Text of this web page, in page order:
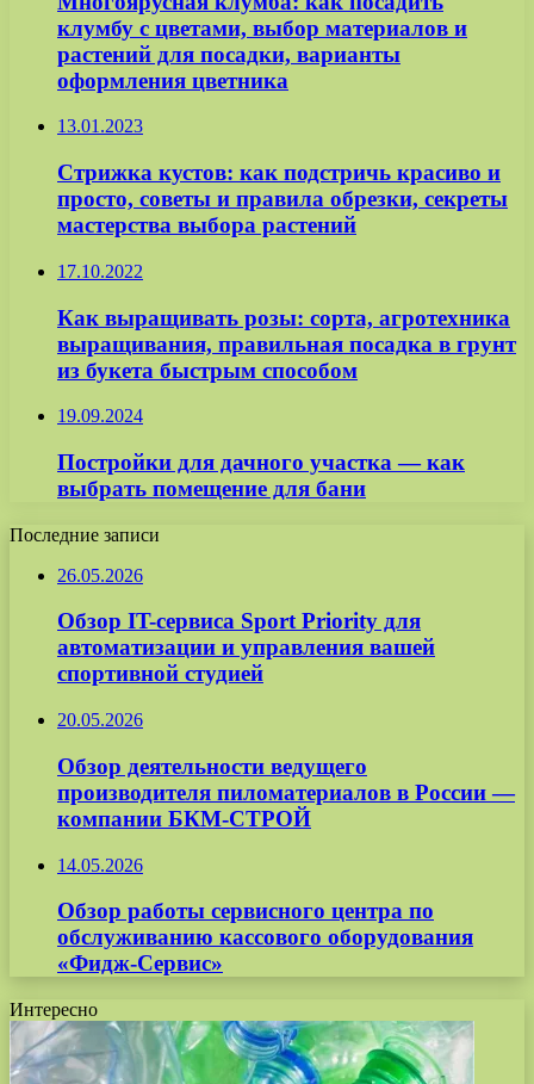
клумбу с цветами, выбор материалов и
растений для посадки, варианты
оформления цветника
13.01.2023
Стрижка кустов: как подстричь красиво и
просто, советы и правила обрезки, секреты
мастерства выбора растений
17.10.2022
Как выращивать розы: сорта, агротехника
выращивания, правильная посадка в грунт
из букета быстрым способом
19.09.2024
Постройки для дачного участка — как
выбрать помещение для бани
Последние записи
26.05.2026
Обзор IT-сервиса Sport Priority для
автоматизации и управления вашей
спортивной студией
20.05.2026
Обзор деятельности ведущего
производителя пиломатериалов в России —
компании БКМ-СТРОЙ
14.05.2026
Обзор работы сервисного центра по
обслуживанию кассового оборудования
«Фидж-Сервис»
Интересно